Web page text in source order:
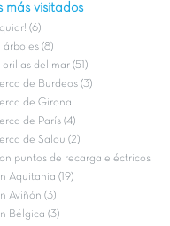
más visitados
(6)
árboles (8)
del mar (51)
de Burdeos (3)
de Girona
de París (4)
de Salou (2)
puntos de recarga eléctricos
Aquitania (19)
Aviñón (3)
Bélgica (3)